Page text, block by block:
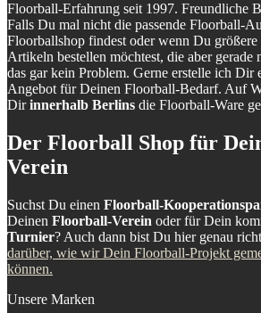
Floorball-Erfahrung seit 1997. Freundliche
Falls Du mal nicht die passende Floorball-
Floorballshop findest oder wenn Du
Artikeln bestellen möchtest, die aber gerade
das gar kein Problem. Gerne erstelle ich Dir
Angebot für Deinen Floorball-Bedarf. Auf
Dirinnerhalb Berlins die Floorball-Ware
Der Floorball Shop für
Verein
Suchst Du einen Floorball-
Deinen Floorball-Verein oder für Dein
Turnier? Auch dann bist Du hier genau
darüber, wie wir Dein Floorball-Projekt
können.
Unsere Marken